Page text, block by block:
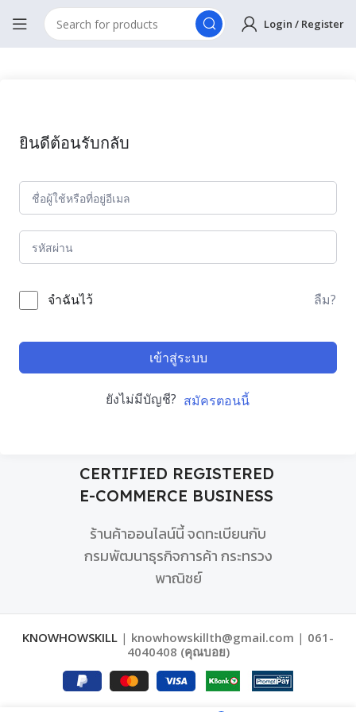
Login / Register
ยินดีต้อนรับกลับ
จำฉันไว้ ลืม?
เข้าสู่ระบบ
ยังไม่มีบัญชี? สมัครตอนนี้
CERTIFIED REGISTERED
E-COMMERCE BUSINESS
ร้านค้าออนไลน์นี้ จดทะเบียนกับ
กรมพัฒนาธุรกิจการค้า กระทรวง
พาณิชย์
KNOWHOWSKILL | knowhowskillth@gmail.com | 061-
4040408 (คุณบอย)